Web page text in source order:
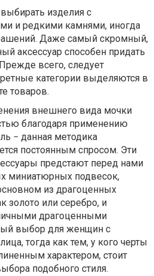
изделия с
и редкими камнями, иногда
Даже самый скромный,
аксессуар способен придать
всего, следует
категории выделяются в
товаров.
внешнего вида мочки
благодаря применению
− данная методика
постоянным спросом. Эти
предстают перед нами
миниатюрных подвесок,
из драгоценных
золото или серебро, и
драгоценными
выбор для женщин с
тогда как тем, у кого черты
характером, стоит
подобного стиля.